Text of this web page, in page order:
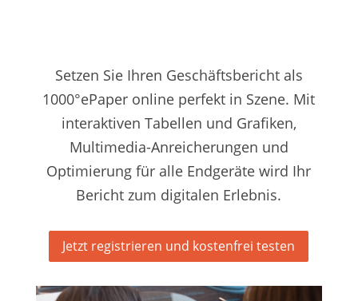
Setzen Sie Ihren Geschäftsbericht als
1000°ePaper online perfekt in Szene. Mit
interaktiven Tabellen und Grafiken,
Multimedia-Anreicherungen und
Optimierung für alle Endgeräte wird Ihr
Bericht zum digitalen Erlebnis.
Jetzt registrieren und kostenfrei testen